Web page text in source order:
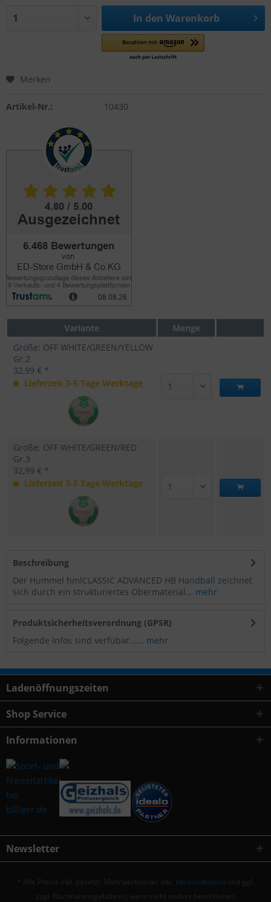
In den Warenkorb
Merken
Artikel-Nr.: 10430
Variante
Menge
Größe: OFF WHITE/GREEN/YELLOW
Gr.2
32,99 € *
Lieferzeit 3-5 Tage Werktage
Größe: OFF WHITE/GREEN/RED
Gr.3
32,99 € *
Lieferzeit 3-5 Tage Werktage
Beschreibung
Der Hummel hmlCLASSIC ADVANCED HB Handball zeichnet
sich durch ein strukturiertes Obermaterial... mehr
Produktsicherheitsverordnung (GPSR)
Folgende Infos sind verfübar...... mehr
Ladenöffnungszeiten
Shop Service
Informationen
Newsletter
* Alle Preise inkl. gesetzl. Mehrwertsteuer inkl. Versandkosten und ggf.
zzgl. Nachnahmegebühren, wenn nicht anders beschrieben